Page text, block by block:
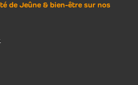
de Jeûne & bien-être sur nos